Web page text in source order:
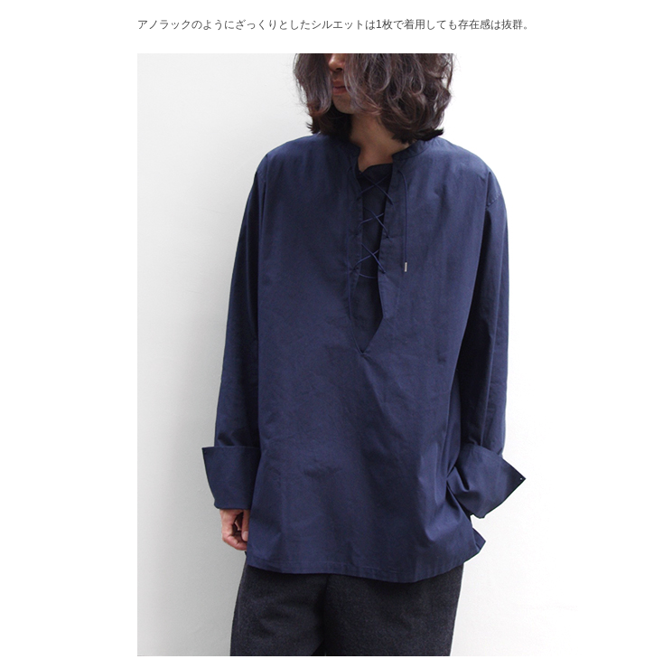
アノラックのようにざっくりとしたシルエットは1枚で着用しても存在感は抜群。